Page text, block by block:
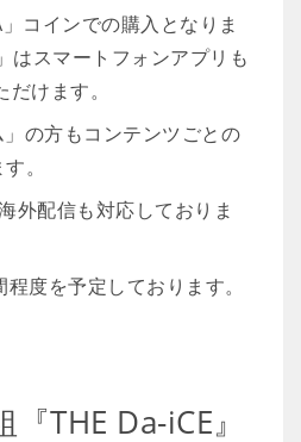
コインでの購入となりま
はスマートフォンアプリも
けます。
の方もコンテンツごとの
。
外配信も対応しておりま
度を予定しております。
THE Da-iCE』